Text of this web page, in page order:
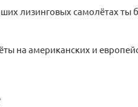
лизинговых самолётах ты
на американских и